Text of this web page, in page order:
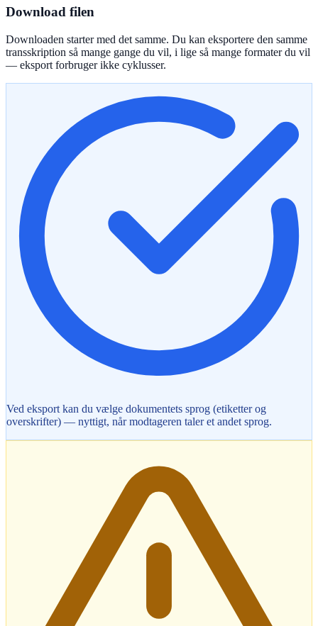
Download filen
Downloaden starter med det samme. Du kan eksportere den samme
transskription så mange gange du vil, i lige så mange formater du vil
— eksport forbruger ikke cyklusser.
Ved eksport kan du vælge dokumentets sprog (etiketter og
overskrifter) — nyttigt, når modtageren taler et andet sprog.